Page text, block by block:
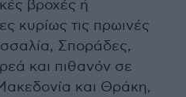
βροχές ή
κυρίως τις πρωινές
Σποράδες,
και πιθανόν σε
και Θράκη,